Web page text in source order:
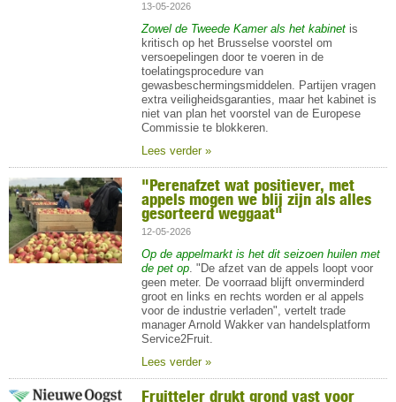
13-05-2026
Zowel de Tweede Kamer als het kabinet is
kritisch op het Brusselse voorstel om
versoepelingen door te voeren in de
toelatingsprocedure van
gewasbeschermingsmiddelen. Partijen vragen
extra veiligheidsgaranties, maar het kabinet is
niet van plan het voorstel van de Europese
Commissie te blokkeren.
Lees verder »
"Perenafzet wat positiever, met
appels mogen we blij zijn als alles
gesorteerd weggaat"
12-05-2026
Op de appelmarkt is het dit seizoen huilen met
de pet op. "De afzet van de appels loopt voor
geen meter. De voorraad blijft onverminderd
groot en links en rechts worden er al appels
voor de industrie verladen", vertelt trade
manager Arnold Wakker van handelsplatform
Service2Fruit.
Lees verder »
Fruitteler drukt grond vast voor